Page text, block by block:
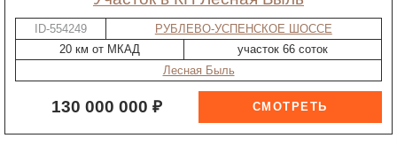
ID-554249
РУБЛЕВО-УСПЕНСКОЕ ШОССЕ
20 км от МКАД
участок 66 соток
Лесная Быль
130 000 000 ₽